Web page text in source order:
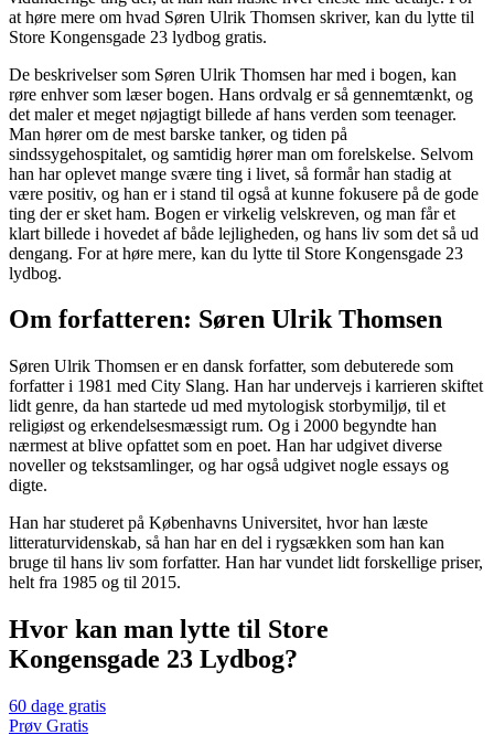
at høre mere om hvad Søren Ulrik Thomsen skriver, kan du lytte til
Store Kongensgade 23 lydbog gratis.
De beskrivelser som Søren Ulrik Thomsen har med i bogen, kan
røre enhver som læser bogen. Hans ordvalg er så gennemtænkt, og
det maler et meget nøjagtigt billede af hans verden som teenager.
Man hører om de mest barske tanker, og tiden på
sindssygehospitalet, og samtidig hører man om forelskelse. Selvom
han har oplevet mange svære ting i livet, så formår han stadig at
være positiv, og han er i stand til også at kunne fokusere på de gode
ting der er sket ham. Bogen er virkelig velskreven, og man får et
klart billede i hovedet af både lejligheden, og hans liv som det så ud
dengang. For at høre mere, kan du lytte til Store Kongensgade 23
lydbog.
Om forfatteren: Søren Ulrik Thomsen
Søren Ulrik Thomsen er en dansk forfatter, som debuterede som
forfatter i 1981 med City Slang. Han har undervejs i karrieren skiftet
lidt genre, da han startede ud med mytologisk storbymiljø, til et
religiøst og erkendelsesmæssigt rum. Og i 2000 begyndte han
nærmest at blive opfattet som en poet. Han har udgivet diverse
noveller og tekstsamlinger, og har også udgivet nogle essays og
digte.
Han har studeret på Københavns Universitet, hvor han læste
litteraturvidenskab, så han har en del i rygsækken som han kan
bruge til hans liv som forfatter. Han har vundet lidt forskellige priser,
helt fra 1985 og til 2015.
Hvor kan man lytte til Store
Kongensgade 23 Lydbog?
60 dage gratis
Prøv Gratis